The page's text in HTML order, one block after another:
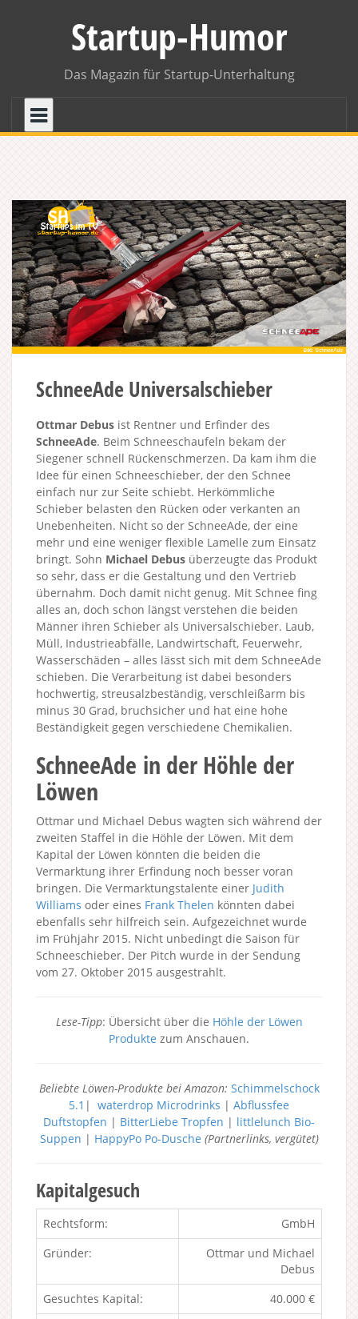
Startup-Humor
Das Magazin für Startup-Unterhaltung
SchneeAde Universalschieber
Ottmar Debus ist Rentner und Erfinder des
SchneeAde. Beim Schneeschaufeln bekam der
Siegener schnell Rückenschmerzen. Da kam ihm die
Idee für einen Schneeschieber, der den Schnee
einfach nur zur Seite schiebt. Herkömmliche
Schieber belasten den Rücken oder verkanten an
Unebenheiten. Nicht so der SchneeAde, der eine
mehr und eine weniger flexible Lamelle zum Einsatz
bringt. Sohn Michael Debus überzeugte das Produkt
so sehr, dass er die Gestaltung und den Vertrieb
übernahm. Doch damit nicht genug. Mit Schnee fing
alles an, doch schon längst verstehen die beiden
Männer ihren Schieber als Universalschieber. Laub,
Müll, Industrieabfälle, Landwirtschaft, Feuerwehr,
Wasserschäden – alles lässt sich mit dem SchneeAde
schieben. Die Verarbeitung ist dabei besonders
hochwertig, streusalzbeständig, verschleißarm bis
minus 30 Grad, bruchsicher und hat eine hohe
Beständigkeit gegen verschiedene Chemikalien.
SchneeAde in der Höhle der
Löwen
Ottmar und Michael Debus wagten sich während der
zweiten Staffel in die Höhle der Löwen. Mit dem
Kapital der Löwen könnten die beiden die
Vermarktung ihrer Erfindung noch besser voran
bringen. Die Vermarktungstalente einer Judith
Williams oder eines Frank Thelen könnten dabei
ebenfalls sehr hilfreich sein. Aufgezeichnet wurde
im Frühjahr 2015. Nicht unbedingt die Saison für
Schneeschieber. Der Pitch wurde in der Sendung
vom 27. Oktober 2015 ausgestrahlt.
Lese-Tipp: Übersicht über die Höhle der Löwen
Produkte zum Anschauen.
Beliebte Löwen-Produkte bei Amazon: Schimmelschock
5.1 | waterdrop Microdrinks | Abflussfee
Duftstopfen | BitterLiebe Tropfen | littlelunch Bio-
Suppen | HappyPo Po-Dusche (Partnerlinks, vergütet)
Kapitalgesuch
Rechtsform:
GmbH
Gründer:
Ottmar und Michael
Debus
Gesuchtes Kapital:
40.000 €